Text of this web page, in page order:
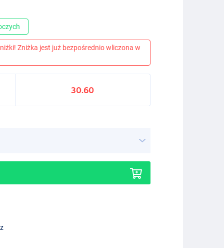
Zniżka jest już bezpośrednio wliczona w
30.60